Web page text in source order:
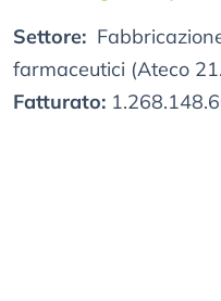
Settore:
farmaceutici (Ateco
Fatturato: